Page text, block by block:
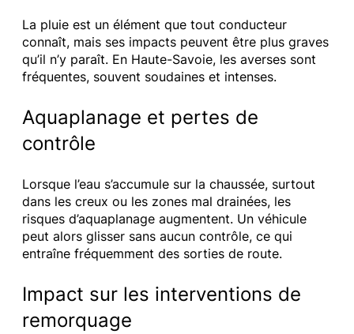
La pluie est un élément que tout conducteur
connaît, mais ses impacts peuvent être plus graves
qu’il n’y paraît. En Haute-Savoie, les averses sont
fréquentes, souvent soudaines et intenses.
Aquaplanage et pertes de
contrôle
Lorsque l’eau s’accumule sur la chaussée, surtout
dans les creux ou les zones mal drainées, les
risques d’aquaplanage augmentent. Un véhicule
peut alors glisser sans aucun contrôle, ce qui
entraîne fréquemment des sorties de route.
Impact sur les interventions de
remorquage